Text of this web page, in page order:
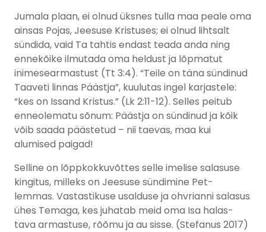
Jumala plaan, ei olnud üksnes tulla maa peale oma
ainsas Pojas, Jeesuse Kristuses; ei olnud lihtsalt
sündida, vaid Ta tahtis endast teada anda ning
ennekõike ilmutada oma heldust ja lõpmatut
inimesearmastust (Tt 3:4). “Teile on täna sündinud
Taaveti linnas Päästja”, kuulutas ingel karjastele:
“kes on Issand Kristus.” (Lk 2:11-12). Selles peitub
enneolematu sõnum: Päästja on sündinud ja kõik
võib saada päästetud – nii taevas, maa kui
alumised paigad!
Selline on lõppkokkuvõttes selle imelise salasuse
kingitus, milleks on Jeesuse sündimine Pet-
lemmas. Vastastikuse usalduse ja ohvrianni salasus
ühes Temaga, kes juhatab meid oma Isa halas-
tava armastuse, rõõmu ja au sisse. (Stefanus 2017)